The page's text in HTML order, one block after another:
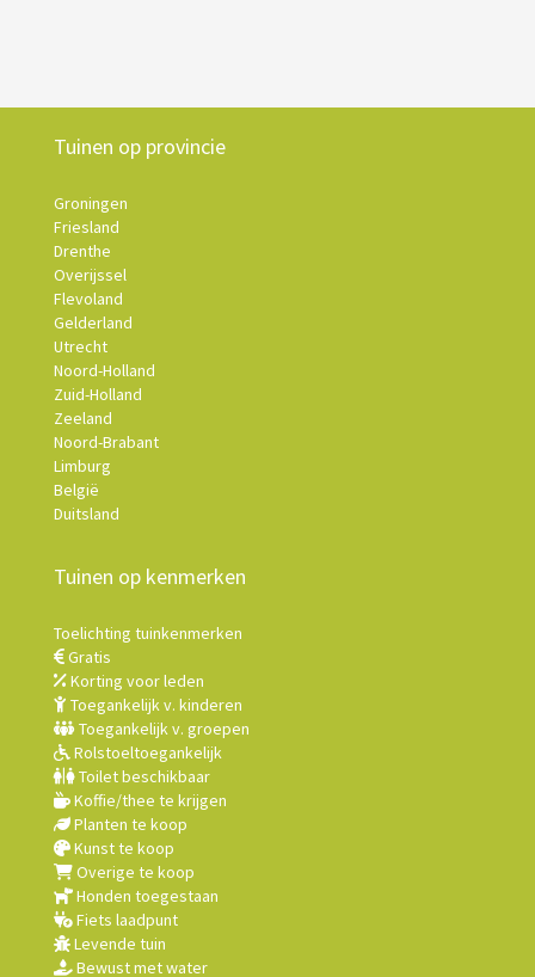
Tuinen op provincie
Groningen
Friesland
Drenthe
Overijssel
Flevoland
Gelderland
Utrecht
Noord-Holland
Zuid-Holland
Zeeland
Noord-Brabant
Limburg
België
Duitsland
Tuinen op kenmerken
Toelichting tuinkenmerken
Gratis
Korting voor leden
Toegankelijk v. kinderen
Toegankelijk v. groepen
Rolstoeltoegankelijk
Toilet beschikbaar
Koffie/thee te krijgen
Planten te koop
Kunst te koop
Overige te koop
Honden toegestaan
Fiets laadpunt
Levende tuin
Bewust met water